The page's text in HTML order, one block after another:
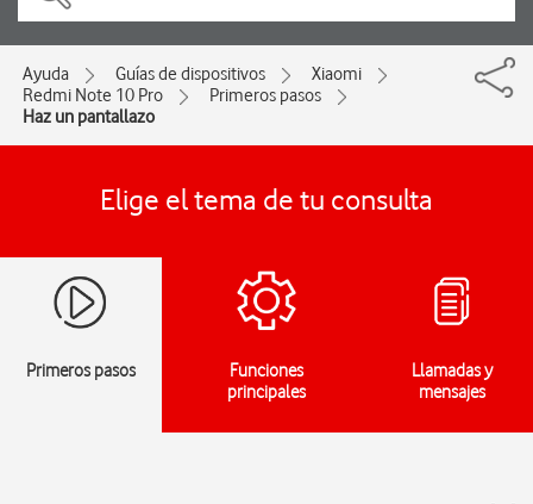
Ayuda Guías de dispositivos
Xiaomi
Redmi Note 10 Pro
Primeros pasos
Haz un pantallazo
Elige el tema de tu consulta
Primeros pasos
Funciones
principales
Llamadas y
mensajes